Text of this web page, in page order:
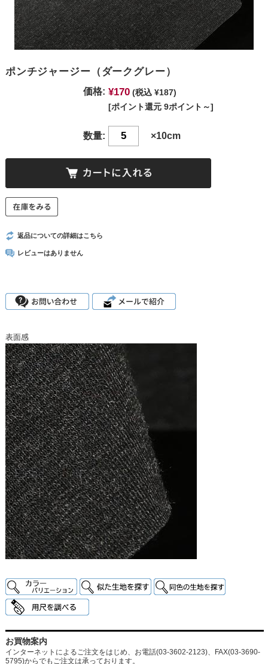
ポンチジャージー（ダークグレー）
価格: ¥170 (税込 ¥187)
[ポイント還元 9ポイント～]
数量: ×10cm
返品についての詳細はこちら
レビューはありません
表面感
お買物案内
インターネットによるご注文をはじめ、お電話(03-3602-2123)、FAX(03-3690-
5795)からでもご注文は承っております。